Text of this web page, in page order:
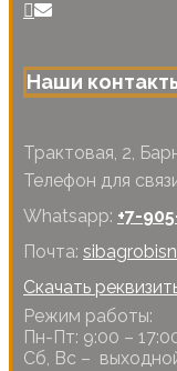
Наши
Трактовая, 2,
Телефон для
Whatsapp: +7-
Почта:
Скачать
Режим работы:
Пн-Пт: 9:00 –
Сб, Вс –